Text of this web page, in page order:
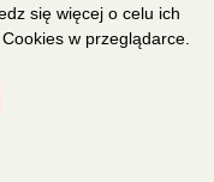
się więcej o celu ich
w przeglądarce.